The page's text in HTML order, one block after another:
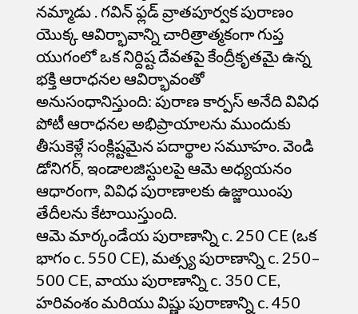
నమ్మాడు . గవిన్ ఫ్లడ్ వ్రాతపూర్వక పురాణం
యొక్క ఆవిర్భావాన్ని చారిత్రాత్మకంగా గుప్త
యుగంలో ఒక నిర్దిష్ట దేవతపై కేంద్రీకృతమై ఉన్న
భక్తి ఆరాధనల ఆవిర్భావంతో
అనుసంధానిస్తుంది: పురాణ కార్పస్ అనేది వివిధ
పోటీ ఆరాధనల అభిప్రాయాలను ముందుకు
తీసుకెళ్లే సంక్లిష్టమైన పదార్థాల సమూహం. వెండి
డోనిగర్, ఇండాలజిస్టులపై ఆమె అధ్యయనం
ఆధారంగా, వివిధ పురాణాలకు ఉజ్జాయింపు
తేదీలను కేటాయిస్తుంది.
ఆమెమార్కండేయ పురాణాన్ని c. 250 CE (ఒక
భాగం c. 550 CE), మత్స్య పురాణాన్ని c. 250–
500 CE, వాయు పురాణాన్ని c. 350 CE,
హరివంశం మరియు విష్ణు పురాణాన్ని c. 450